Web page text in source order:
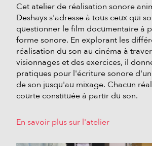
Cet atelier de réalisation sonore
Deshays s'adresse à tous ceux qui
questionner le film documentaire à
forme sonore. En explorant les
réalisation du son au cinéma à
visionnages et des exercices, il
pratiques pour l'écriture sonore
de son jusqu'au mixage. Chacun
courte constituée à partir du son.
En savoir plus sur l'atelier